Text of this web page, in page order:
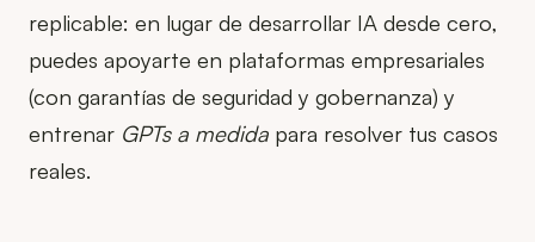
replicable: en lugar de desarrollar IA desde cero,
puedes apoyarte en plataformas empresariales
(con garantías de seguridad y gobernanza) y
entrenar GPTs a medida para resolver tus casos
reales.